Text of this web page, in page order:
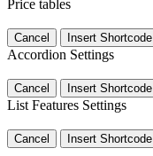
Price tables
Cancel Insert Shortcode
Accordion Settings
Cancel Insert Shortcode
List Features Settings
Cancel Insert Shortcode